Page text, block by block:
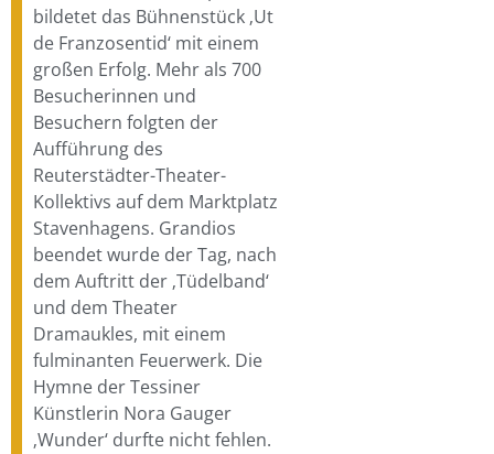
bildetet das Bühnenstück ‚Ut
de Franzosentid‘ mit einem
großen Erfolg. Mehr als 700
Besucherinnen und
Besuchern folgten der
Aufführung des
Reuterstädter-Theater-
Kollektivs auf dem Marktplatz
Stavenhagens. Grandios
beendet wurde der Tag, nach
dem Auftritt der ‚Tüdelband‘
und dem Theater
Dramaukles, mit einem
fulminanten Feuerwerk. Die
Hymne der Tessiner
Künstlerin Nora Gauger
‚Wunder‘ durfte nicht fehlen.